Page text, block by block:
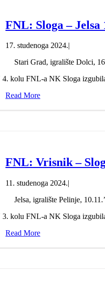
FNL: Sloga – Jelsa
17. studenoga 2024.|
Stari Grad, igralište Dolci,
4. kolu FNL-a NK Sloga
Read More
FNL: Vrisnik –
11. studenoga 2024.|
Jelsa, igralište Pelinje,
3. kolu FNL-a NK Sloga
Read More